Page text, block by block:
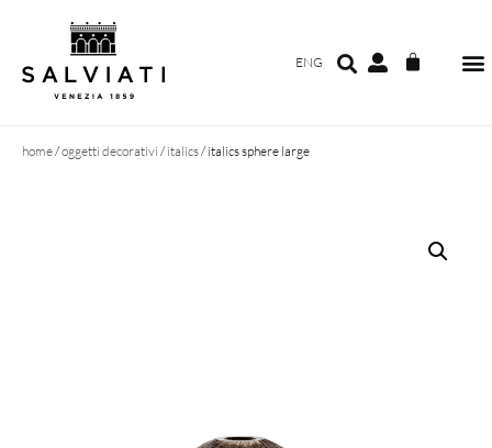
ENG
home/oggetti decorativi / italics/ italics sphere large